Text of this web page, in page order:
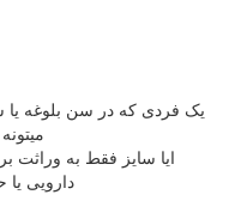
ایا سایز فقط به وراثت
دارویی